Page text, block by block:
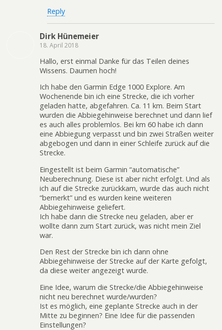
Reply
Dirk Hünemeier
18. April 2018
Hallo, erst einmal Danke für das Teilen deines
Wissens. Daumen hoch!
Ich habe den Garmin Edge 1000 Explore. Am
Wochenende bin ich eine Strecke, die ich vorher
geladen hatte, abgefahren. Ca. 11 km. Beim Start
wurden die Abbiegehinweise berechnet und dann lief
es auch alles problemlos. Bei km 60 habe ich dann
eine Abbiegung verpasst und bin zwei Straßen weiter
abgebogen und dann in einer Schleife zurück auf die
Strecke.
Eingestellt ist beim Garmin “automatische”
Neuberechnung. Diese ist aber nicht erfolgt. Und als
ich auf die Strecke zurückkam, wurde das auch nicht
“bemerkt” und es wurden keine weiteren
Abbiegehinweise geliefert.
Ich habe dann die Strecke neu geladen, aber er
wollte dann zum Start zurück, was nicht mein Ziel
war.
Den Rest der Strecke bin ich dann ohne
Abbiegehinweise der Strecke auf der Karte gefolgt,
da diese weiter angezeigt wurde.
Eine Idee, warum die Strecke/die Abbiegehinweise
nicht neu berechnet wurde/wurden?
Ist es möglich, eine geplante Strecke auch in der
Mitte zu beginnen? Eine Idee für die passenden
Einstellungen?